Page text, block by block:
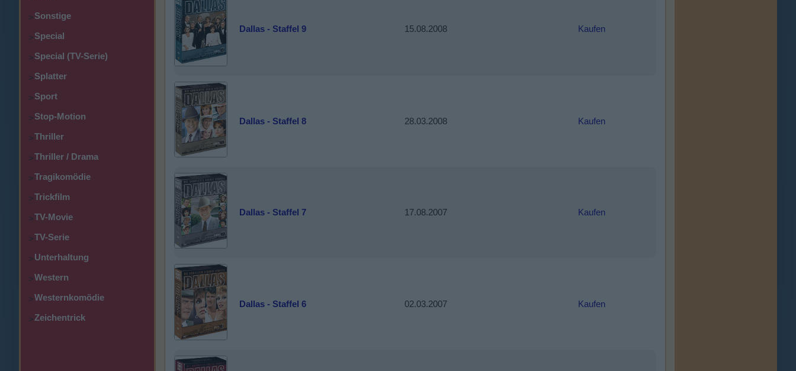
>Sonstige
>Special
>Special (TV-Serie)
>Splatter
>Sport
>Stop-Motion
>Thriller
>Thriller / Drama
>Tragikomödie
>Trickfilm
>TV-Movie
>TV-Serie
>Unterhaltung
>Western
>Westernkomödie
>Zeichentrick
Dallas - Staffel 9 15.08.2008 Kaufen
Dallas - Staffel 8 28.03.2008 Kaufen
Dallas - Staffel 7 17.08.2007 Kaufen
Dallas - Staffel 6 02.03.2007 Kaufen